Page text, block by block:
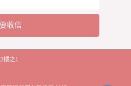
收信
樓之1